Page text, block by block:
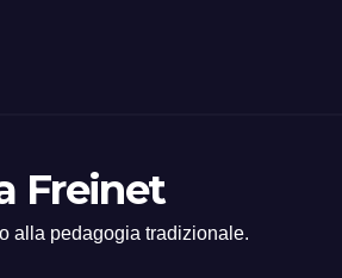
Freinet
alla pedagogia tradizionale.